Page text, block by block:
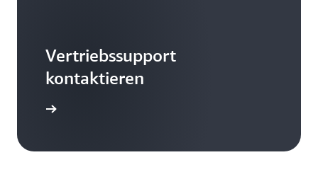
Vertriebssupport
kontaktieren